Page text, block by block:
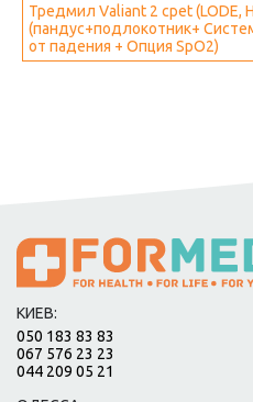
Тредмил Valiant 2 cpet (LODE,
(пандус+подлокотник+
от падения + Опция SpO2)
КИЕВ:
050 183 83 83
067 576 23 23
044 209 05 21